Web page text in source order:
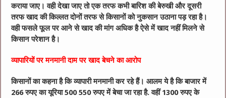
कराया जाए। वही देखा जाए तो एक तरफ कभी बारिश की बेरुखी और दूसरी
तरफ खाद की किल्लत दोनों तरफ से किसानों को नुकसान उठाना पड़ रहा है।
वही फसले फूल पर आने से खाद की मांग अधिक है ऐसे में खाद नहीं मिलने से
किसान परेशान है।
व्यापारियों पर मनमानी दाम पर खाद बेचने का आरोप
किसानों का कहना है कि व्यापारी मनमानी कर रहे हैं। आलम ये है कि बाजार में
266 रुपए का यूरिया 500 550 रुपए में बेचा जा रहा है. वहीं 1300 रुपए के